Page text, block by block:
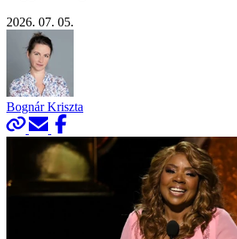
2026. 07. 05.
Bognár Kriszta